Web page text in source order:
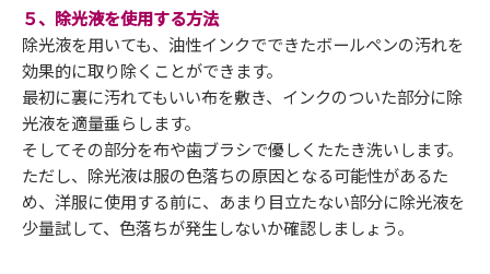
５、除光液を使用する方法
除光液を用いても、油性インクでできたボールペンの汚れを
効果的に取り除くことができます。
最初に裏に汚れてもいい布を敷き、インクのついた部分に除
光液を適量垂らします。
そしてその部分を布や歯ブラシで優しくたたき洗いします。
ただし、除光液は服の色落ちの原因となる可能性があるた
め、洋服に使用する前に、あまり目立たない部分に除光液を
少量試して、色落ちが発生しないか確認しましょう。